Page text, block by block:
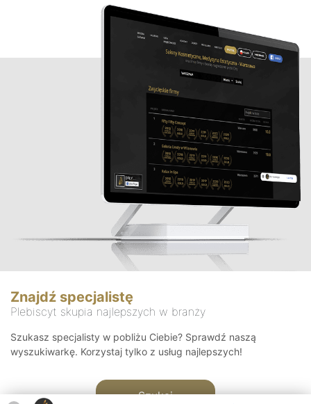
Znajdź specjalistę
Plebiscyt skupia najlepszych w branży
Szukasz specjalisty w pobliżu Ciebie? Sprawdź naszą
wyszukiwarkę. Korzystaj tylko z usług najlepszych!
Szukaj